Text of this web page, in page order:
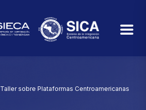
Taller sobre Plataformas Centroamericanas